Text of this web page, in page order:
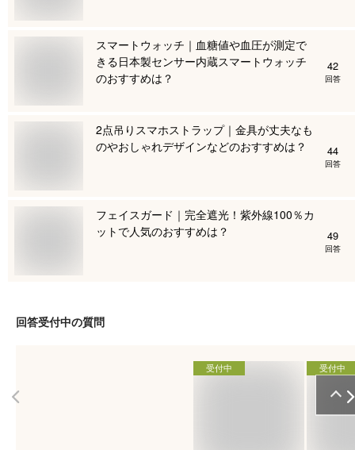
スマートウォッチ｜血糖値や血圧が測定で
きる日本製センサー内蔵スマートウォッチ
のおすすめは？
42
回答
2点吊りスマホストラップ｜金具が丈夫なも
のやおしゃれデザインなどのおすすめは？
44
回答
フェイスガード｜完全遮光！紫外線100％カ
ットで人気のおすすめは？
49
回答
回答受付中の質問
受付中 受付中